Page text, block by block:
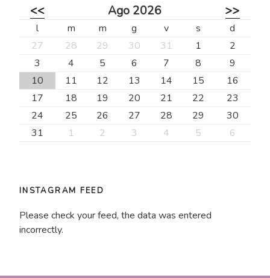
<< Ago 2026 >>
l m m g v s
d
27
28 29 30 31 1
2
3
4 5 6 7 8
9
10
11 12 13 14 15
16
17
18 19 20 21 22
23
24
25 26 27 28 29
30
31
1 2 3 4 5 6
INSTAGRAM FEED
Please check your feed, the data was entered
incorrectly.